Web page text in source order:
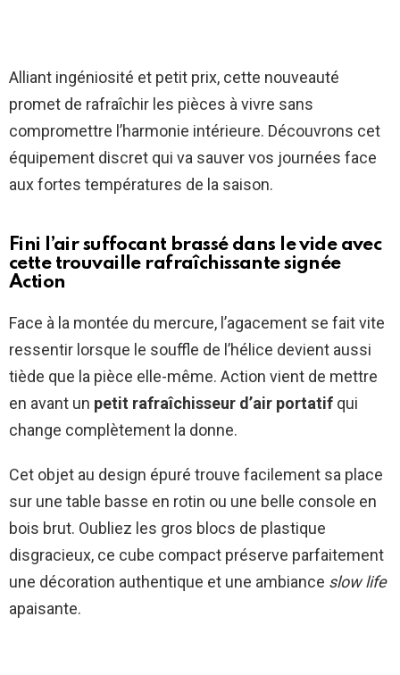
Alliant ingéniosité et petit prix, cette nouveauté
promet de rafraîchir les pièces à vivre sans
compromettre l’harmonie intérieure. Découvrons cet
équipement discret qui va sauver vos journées face
aux fortes températures de la saison.
Fini l’air suffocant brassé dans le vide avec
cette trouvaille rafraîchissante signée
Action
Face à la montée du mercure, l’agacement se fait vite
ressentir lorsque le souffle de l’hélice devient aussi
tiède que la pièce elle-même. Action vient de mettre
en avant un petit rafraîchisseur d’air portatif qui
change complètement la donne.
Cet objet au design épuré trouve facilement sa place
sur une table basse en rotin ou une belle console en
bois brut. Oubliez les gros blocs de plastique
disgracieux, ce cube compact préserve parfaitement
une décoration authentique et une ambiance slow life
apaisante.